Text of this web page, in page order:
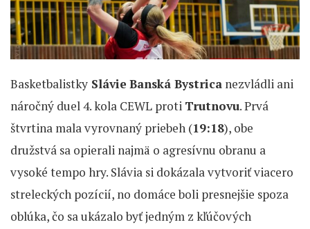
Basketbalistky Slávie Banská Bystrica nezvládli ani
náročný duel 4. kola CEWL proti Trutnovu. Prvá
štvrtina mala vyrovnaný priebeh (19:18), obe
družstvá sa opierali najmä o agresívnu obranu a
vysoké tempo hry. Slávia si dokázala vytvoriť viacero
streleckých pozícií, no domáce boli presnejšie spoza
oblúka, čo sa ukázalo byť jedným z kľúčových